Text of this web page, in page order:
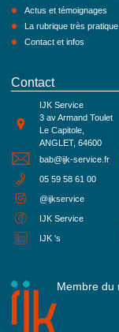
Actus et témoignages
La rubrique très pratique
Contact et infos
Contact
IJK Service
3 av Armand Toulet
Le Capitole,
ANGLET, 64600
bab@ijk-service.fr
05 59 58 61 00
@ijkservice
IJK Service
IJK 's
Membre du